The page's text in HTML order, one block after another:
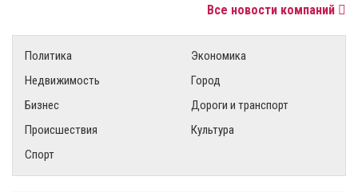
Все новости компаний
Политика
Экономика
Недвижимость
Город
Бизнес
Дороги и транспорт
Происшествия
Культура
Спорт